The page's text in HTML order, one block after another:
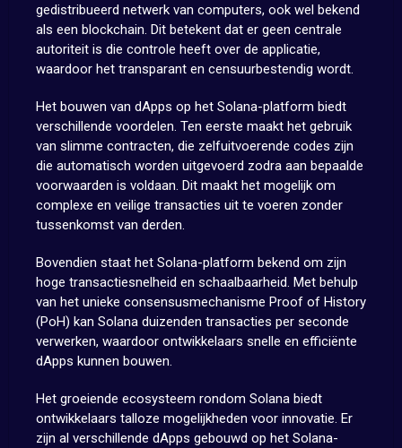
gedistribueerd netwerk van computers, ook wel bekend
als een blockchain. Dit betekent dat er geen centrale
autoriteit is die controle heeft over de applicatie,
waardoor het transparant en censuurbestendig wordt.
Het bouwen van dApps op het Solana-platform biedt
verschillende voordelen. Ten eerste maakt het gebruik
van slimme contracten, die zelfuitvoerende codes zijn
die automatisch worden uitgevoerd zodra aan bepaalde
voorwaarden is voldaan. Dit maakt het mogelijk om
complexe en veilige transacties uit te voeren zonder
tussenkomst van derden.
Bovendien staat het Solana-platform bekend om zijn
hoge transactiesnelheid en schaalbaarheid. Met behulp
van het unieke consensusmechanisme Proof of History
(PoH) kan Solana duizenden transacties per seconde
verwerken, waardoor ontwikkelaars snelle en efficiënte
dApps kunnen bouwen.
Het groeiende ecosysteem rondom Solana biedt
ontwikkelaars talloze mogelijkheden voor innovatie. Er
zijn al verschillende dApps gebouwd op het Solana-